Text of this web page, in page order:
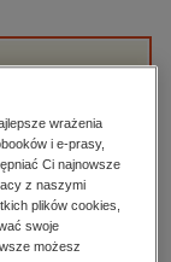
wrażenia
i e-prasy,
Ci najnowsze
z naszymi
plików cookies,
swoje
możesz